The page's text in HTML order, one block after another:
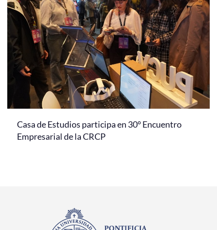
Casa de Estudios participa en 30° Encuentro
Empresarial de la CRCP